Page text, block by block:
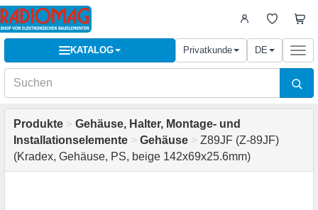
KATALOG Privatkunde DE
Produkte > Gehäuse, Halter, Montage- und
Installationselemente > Gehäuse > Z89JF (Z-89JF)
(Kradex, Gehäuse, PS, beige 142x69x25.6mm)